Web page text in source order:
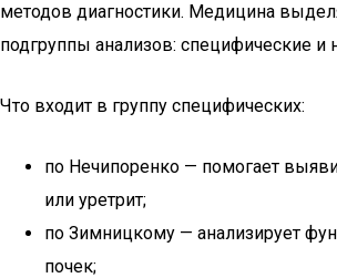
методов диагностики. Медицина
подгруппы анализов: специфические и
Что входит в группу специфических:
по Нечипоренко — помогает
или уретрит;
по Зимницкому — анализирует
почек;